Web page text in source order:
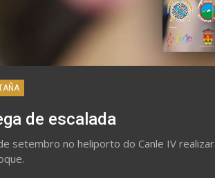
de escalada
setembro no heliporto do Canle IV